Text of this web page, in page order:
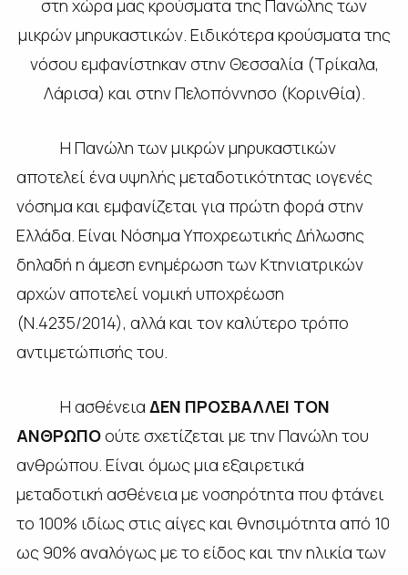
στη χώρα μας κρούσματα της Πανώλης των
μικρών μηρυκαστικών. Ειδικότερα κρούσματα της
νόσου εμφανίστηκαν στην Θεσσαλία (Τρίκαλα,
Λάρισα) και στην Πελοπόννησο (Κορινθία).
Η Πανώλη των μικρών μηρυκαστικών
αποτελεί ένα υψηλής μεταδοτικότητας ιογενές
νόσημα και εμφανίζεται για πρώτη φορά στην
Ελλάδα. Είναι Νόσημα Υποχρεωτικής Δήλωσης
δηλαδή η άμεση ενημέρωση των Κτηνιατρικών
αρχών αποτελεί νομική υποχρέωση
(Ν.4235/2014), αλλά και τον καλύτερο τρόπο
αντιμετώπισής του.
Η ασθένεια ΔΕΝ ΠΡΟΣΒΑΛΛΕΙ ΤΟΝ
ΑΝΘΡΩΠΟούτε σχετίζεται με την Πανώλη του
ανθρώπου. Είναι όμως μια εξαιρετικά
μεταδοτική ασθένεια με νοσηρότητα που φτάνει
το 100% ιδίως στις αίγες και θνησιμότητα από 10
ως 90% αναλόγως με το είδος και την ηλικία των